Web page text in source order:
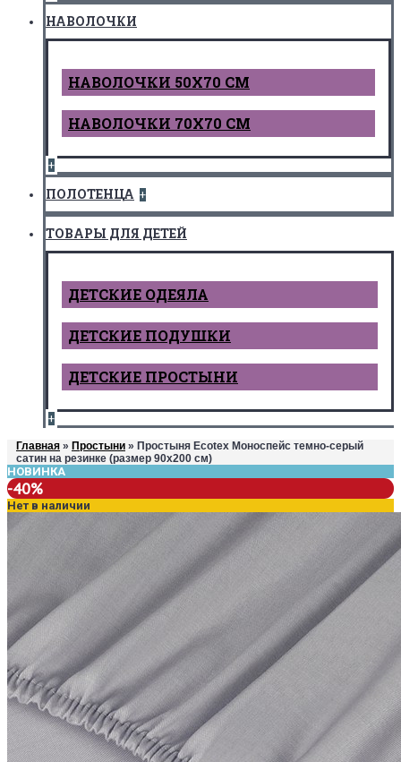
НАВОЛОЧКИ
НАВОЛОЧКИ 50Х70 СМ
НАВОЛОЧКИ 70Х70 СМ
+
ПОЛОТЕНЦА +
ТОВАРЫ ДЛЯ ДЕТЕЙ
ДЕТCКИЕ ОДЕЯЛА
ДЕТСКИЕ ПОДУШКИ
ДЕТСКИЕ ПРОСТЫНИ
+
Главная » Простыни » Простыня Ecotex Моноспейс темно-серый
сатин на резинке (размер 90х200 см)
НОВИНКА
-40%
Нет в наличии